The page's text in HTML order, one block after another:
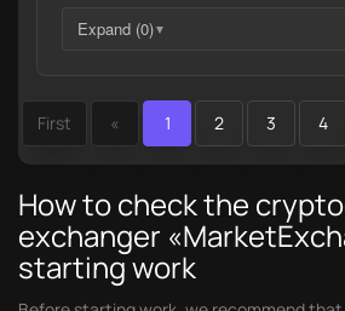
Expand (0)▼
First « 1 2 3 4
How to check the
exchanger
starting work